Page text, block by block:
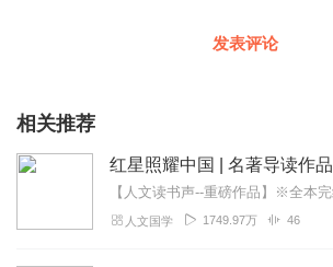
发表评论
相关推荐
红星照耀中国 | 名著导读作品
人文国学 1749.97万 46